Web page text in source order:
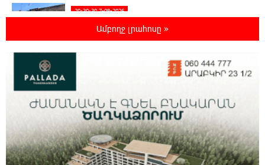
20:30:30 7-08-2026
Սարյան փողոցի բնակարաններից մեկում
պայթյունի հետևանքով 55-ամյա
«Այրվածքաբանության ազգային կենտրոն»
20:11:48 7-08-2026
Սլովակիայի արևելքում արտակարգ
դրություն է հայտարարվել շոգի ալիքների
պատճառով
19:53:41 7-08-2026
Ամբողջ լրահոսը »